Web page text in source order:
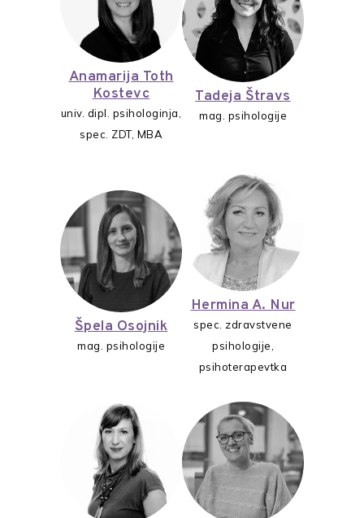
Anamarija Toth
Kostevc
univ. dipl. psihologinja,
spec. ZDT, MBA
Tadeja Štravs
mag. psihologije
Špela Osojnik
mag. psihologije
Hermina A. Nur
spec. zdravstvene
psihologije,
psihoterapevtka